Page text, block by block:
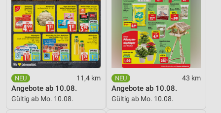
11,4 km
Angebote ab 10.08.
Gültig ab Mo. 10.08.
43 km
Angebote ab 10.08.
Gültig ab Mo. 10.08.